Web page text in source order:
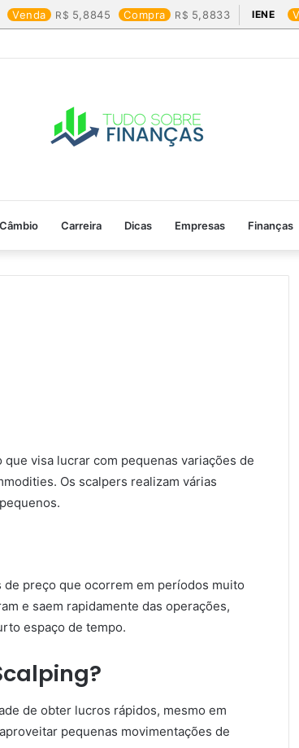
Venda 5,8845 Compra 5,8833 IENE
que mais valem a pena
Câmbio Carreira Dicas Empresas Finanças
visa lucrar com pequenas variações de
Os scalpers realizam várias
preço que ocorrem em períodos muito
e saem rapidamente das operações,
espaço de tempo.
de obter lucros rápidos, mesmo em
pequenas movimentações de